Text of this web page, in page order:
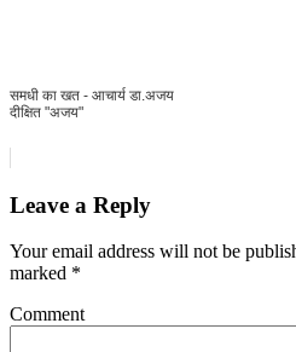
समधी का खत - आचार्य डा.अजय
दीक्षित "अजय"
Leave a Reply
Your email address will not be
marked *
Comment